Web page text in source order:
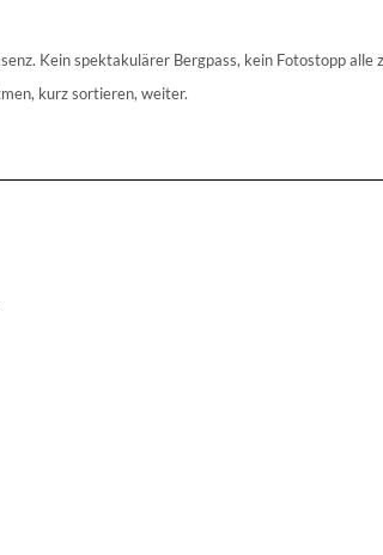
Kein spektakulärer Bergpass, kein Fotostopp alle
kurz sortieren, weiter.